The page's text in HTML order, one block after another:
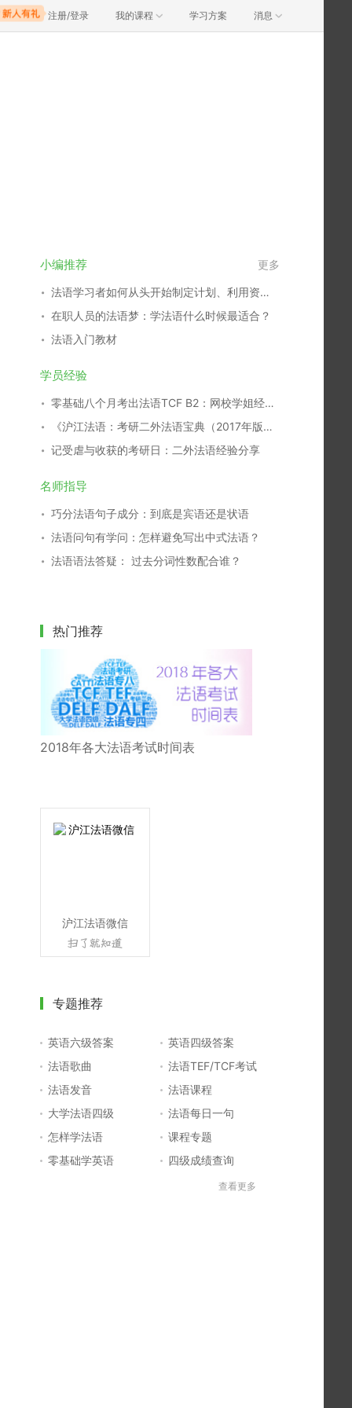
注册/登录 我的课程 学习方案 消息
小编推荐 更多
法语学习者如何从头开始制定计划、利用资源？
在职人员的法语梦：学法语什么时候最适合？
法语入门教材
学员经验
零基础八个月考出法语TCF B2：网校学姐经验分享
《沪江法语：考研二外法语宝典（2017年版）》开放下载！
记受虐与收获的考研日：二外法语经验分享
名师指导
巧分法语句子成分：到底是宾语还是状语
法语问句有学问：怎样避免写出中式法语？
法语语法答疑： 过去分词性数配合谁？
热门推荐
2018年各大法语考试时间表
沪江法语微信
专题推荐
英语六级答案
英语四级答案
法语歌曲
法语TEF/TCF考试
法语发音
法语课程
大学法语四级
法语每日一句
怎样学法语
课程专题
零基础学英语
四级成绩查询
四六级成绩查询
查看更多